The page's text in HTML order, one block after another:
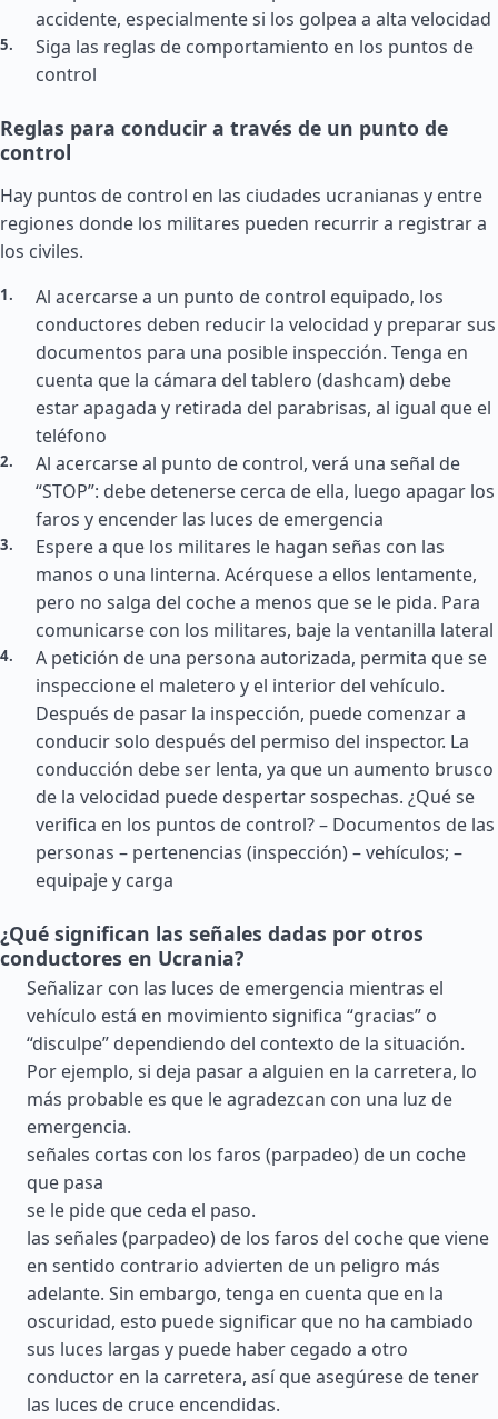
accidente, especialmente si los golpea a alta velocidad
Siga las reglas de comportamiento en los puntos de
control
Reglas para conducir a través de un punto de
control
Hay puntos de control en las ciudades ucranianas y entre
regiones donde los militares pueden recurrir a registrar a
los civiles.
Al acercarse a un punto de control equipado, los
conductores deben reducir la velocidad y preparar sus
documentos para una posible inspección. Tenga en
cuenta que la cámara del tablero (dashcam) debe
estar apagada y retirada del parabrisas, al igual que el
teléfono
Al acercarse al punto de control, verá una señal de
“STOP”: debe detenerse cerca de ella, luego apagar los
faros y encender las luces de emergencia
Espere a que los militares le hagan señas con las
manos o una linterna. Acérquese a ellos lentamente,
pero no salga del coche a menos que se le pida. Para
comunicarse con los militares, baje la ventanilla lateral
A petición de una persona autorizada, permita que se
inspeccione el maletero y el interior del vehículo.
Después de pasar la inspección, puede comenzar a
conducir solo después del permiso del inspector. La
conducción debe ser lenta, ya que un aumento brusco
de la velocidad puede despertar sospechas. ¿Qué se
verifica en los puntos de control? – Documentos de las
personas – pertenencias (inspección) – vehículos; –
equipaje y carga
¿Qué significan las señales dadas por otros
conductores en Ucrania?
Señalizar con las luces de emergencia mientras el
vehículo está en movimiento significa “gracias” o
“disculpe” dependiendo del contexto de la situación.
Por ejemplo, si deja pasar a alguien en la carretera, lo
más probable es que le agradezcan con una luz de
emergencia.
señales cortas con los faros (parpadeo) de un coche
que pasa
se le pide que ceda el paso.
las señales (parpadeo) de los faros del coche que viene
en sentido contrario advierten de un peligro más
adelante. Sin embargo, tenga en cuenta que en la
oscuridad, esto puede significar que no ha cambiado
sus luces largas y puede haber cegado a otro
conductor en la carretera, así que asegúrese de tener
las luces de cruce encendidas.